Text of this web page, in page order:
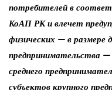
потребителей в
КоАП РК и влечет
физических — в размере
предпринимательства
среднего
субъектов крупного